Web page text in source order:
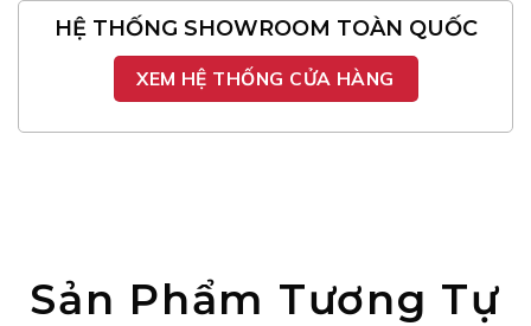
HỆ THỐNG SHOWROOM TOÀN QUỐC
XEM HỆ THỐNG CỬA HÀNG
Sản Phẩm Tương Tự